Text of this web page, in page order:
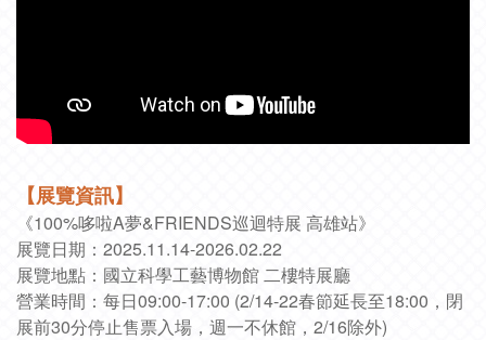
【展覽資訊】
《100%哆啦A夢&FRIENDS巡迴特展 高雄站》
展覽日期：2025.11.14-2026.02.22
展覽地點：國立科學工藝博物館 二樓特展廳
營業時間：每日09:00-17:00 (2/14-22春節延長至18:00，閉
展前30分停止售票入場，週一不休館，2/16除外)